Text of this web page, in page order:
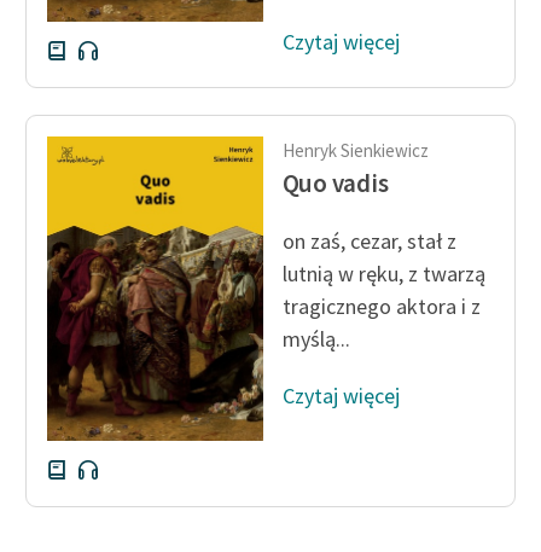
Czytaj więcej
Henryk Sienkiewicz
Quo vadis
on zaś, cezar, stał z
lutnią w ręku, z twarzą
tragicznego aktora i z
myślą...
Czytaj więcej